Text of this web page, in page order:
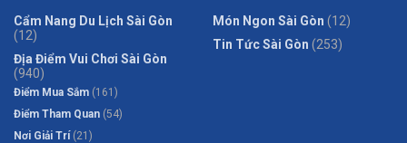
Cẩm Nang Du Lịch Sài Gòn
(12)
Địa Điểm Vui Chơi Sài Gòn
(940)
Điểm Mua Sắm (161)
Điểm Tham Quan (54)
Nơi Giải Trí(21)
Món Ngon Sài Gòn (12)
Tin Tức Sài Gòn (253)